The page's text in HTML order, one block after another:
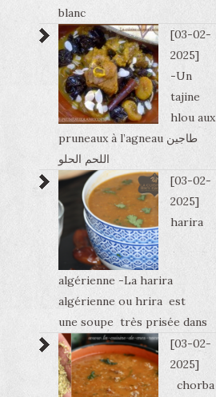
blanc
[03-02-
2025]
-Un
tajine
hlou aux
pruneaux à l’agneau طاجين
اللحم الحلو
[03-02-
2025]
harira
algérienne -La harira
algérienne ou hrira est
une soupe très prisée dans
[03-02-
2025]
chorba